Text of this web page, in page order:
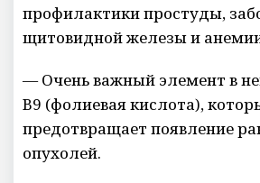
профилактики простуды,
щитовидной железы и
— Очень важный элемент в
B9 (фолиевая кислота),
предотвращает появление
опухолей.